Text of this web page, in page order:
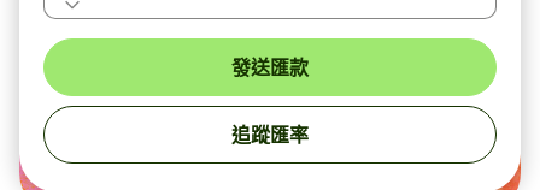
發送匯款
追蹤匯率